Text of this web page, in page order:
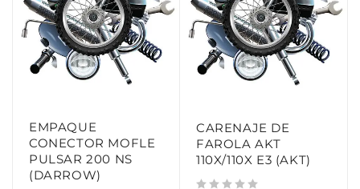
EMPAQUE
CONECTOR MOFLE
PULSAR 200 NS
(DARROW)
CARENAJE DE
FAROLA AKT
110X/110X E3 (AKT)